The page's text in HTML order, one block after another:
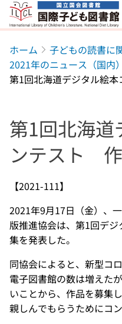
本文へ移動
ホーム
子どもの読書に
2021年のニュース（国内）
第1回北海道デジタル絵
第1回北海道
ンテスト
【2021-111】
2021年9月17日（金）、
版推進協会は、第1回デ
集を発表した。
同協会によると、新型コ
電子図書館の数は増えた
いことから、作品を募集
親しんでもらうためにコ